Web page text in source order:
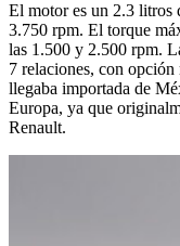
El motor es un 2.3 litros
3.750 rpm. El torque
las 1.500 y 2.500 rpm.
7 relaciones, con
llegaba importada de
Europa, ya que
Renault.